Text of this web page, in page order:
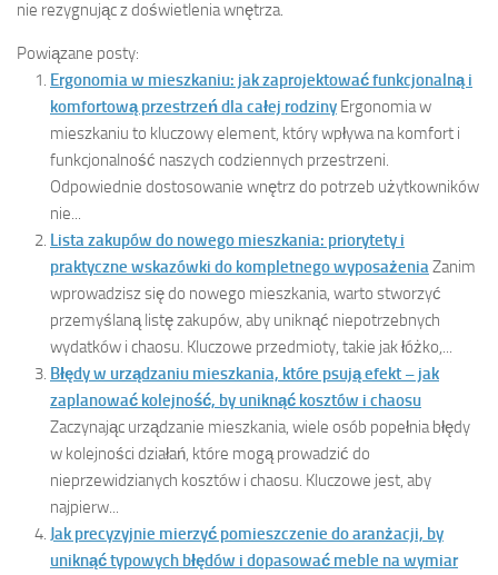
nie rezygnując z doświetlenia wnętrza.
Powiązane posty:
Ergonomia w mieszkaniu: jak zaprojektować funkcjonalną i
komfortową przestrzeń dla całej rodziny Ergonomia w
mieszkaniu to kluczowy element, który wpływa na komfort i
funkcjonalność naszych codziennych przestrzeni.
Odpowiednie dostosowanie wnętrz do potrzeb użytkowników
nie...
Lista zakupów do nowego mieszkania: priorytety i
praktyczne wskazówki do kompletnego wyposażeniaZanim
wprowadzisz się do nowego mieszkania, warto stworzyć
przemyślaną listę zakupów, aby uniknąć niepotrzebnych
wydatków i chaosu. Kluczowe przedmioty, takie jak łóżko,...
Błędy w urządzaniu mieszkania, które psują efekt – jak
zaplanować kolejność, by uniknąć kosztów i chaosu
Zaczynając urządzanie mieszkania, wiele osób popełnia błędy
w kolejności działań, które mogą prowadzić do
nieprzewidzianych kosztów i chaosu. Kluczowe jest, aby
najpierw...
Jak precyzyjnie mierzyć pomieszczenie do aranżacji, by
uniknąć typowych błędów i dopasować meble na wymiar